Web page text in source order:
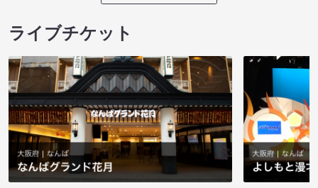
ライブチケット